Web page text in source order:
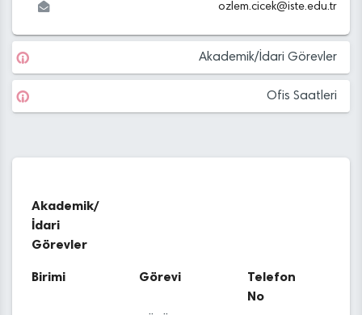
ozlem.cicek@iste.edu.tr
Akademik/İdari Görevler
Ofis Saatleri
Akademik/
İdari
Görevler
Birimi Görevi
Telefon
No